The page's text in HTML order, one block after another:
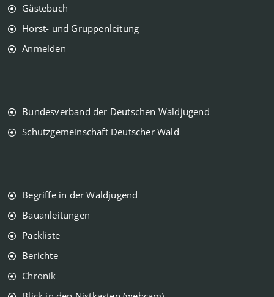
Gästebuch
Horst- und Gruppenleitung
Anmelden
Bundesverband der Deutschen Waldjugend
Schutzgemeinschaft Deutscher Wald
Begriffe in der Waldjugend
Bauanleitungen
Packliste
Berichte
Chronik